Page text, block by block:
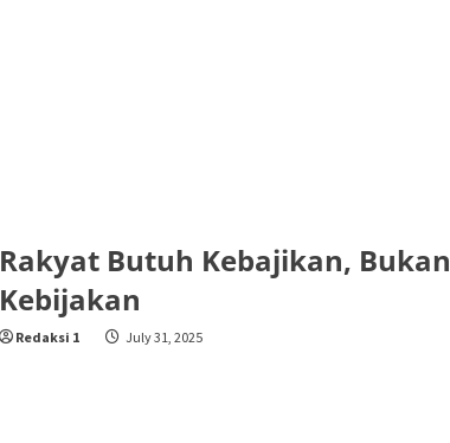
Rakyat Butuh Kebajikan, Bukan
Kebijakan
Redaksi 1 July 31, 2025